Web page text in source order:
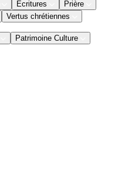
Écritures
Prière
Vertus chrétiennes
Patrimoine Culture